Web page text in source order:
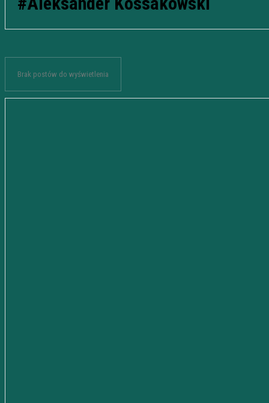
Brak postów do wyświetlenia